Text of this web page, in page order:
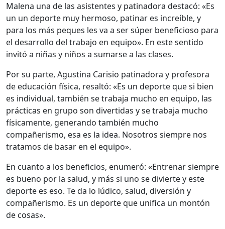
Malena una de las asistentes y patinadora destacó: «Es
un un deporte muy hermoso, patinar es increíble, y
para los más peques les va a ser súper beneficioso para
el desarrollo del trabajo en equipo». En este sentido
invitó a niñas y niños a sumarse a las clases.
Por su parte, Agustina Carisio patinadora y profesora
de educación física, resaltó: «Es un deporte que si bien
es individual, también se trabaja mucho en equipo, las
prácticas en grupo son divertidas y se trabaja mucho
físicamente, generando también mucho
compañerismo, esa es la idea. Nosotros siempre nos
tratamos de basar en el equipo».
En cuanto a los beneficios, enumeró: «Entrenar siempre
es bueno por la salud, y más si uno se divierte y este
deporte es eso. Te da lo lúdico, salud, diversión y
compañerismo. Es un deporte que unifica un montón
de cosas».